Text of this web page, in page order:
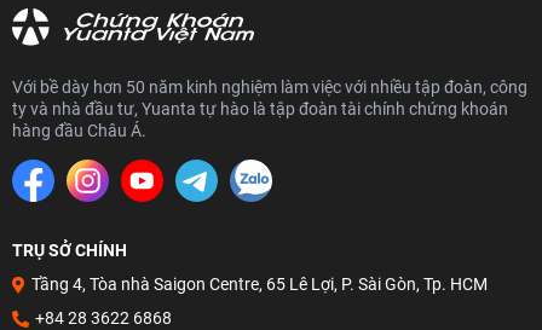
Mô hình nến Evening Star
Mô hình nến Hanging Man
Đường trung bình MA (Moving Average)
Mô hình nến Morning Star
Mô hình nến Marubozu
Mô hình nến Rising Three Methods
Với bề dày hơn 50 năm kinh nghiệm làm việc với nhiều tập đoàn, công
ty và nhà đầu tư, Yuanta tự hào là tập đoàn tài chính chứng khoán
hàng đầu Châu Á.
TRỤ SỞ CHÍNH
Tầng 4, Tòa nhà Saigon Centre, 65 Lê Lợi, P. Sài Gòn, Tp. HCM
+84 28 3622 6868